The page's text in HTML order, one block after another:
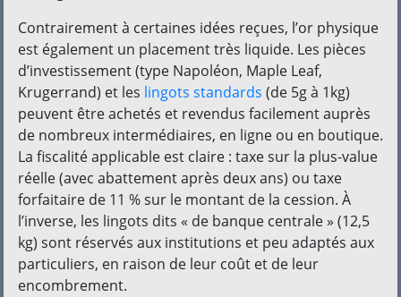
Contrairement à certaines idées reçues, l’or physique
est également un placement très liquide. Les pièces
d’investissement (type Napoléon, Maple Leaf,
Krugerrand) et les lingots standards (de 5g à 1kg)
peuvent être achetés et revendus facilement auprès
de nombreux intermédiaires, en ligne ou en boutique.
La fiscalité applicable est claire : taxe sur la plus-value
réelle (avec abattement après deux ans) ou taxe
forfaitaire de 11 % sur le montant de la cession. À
l’inverse, les lingots dits « de banque centrale » (12,5
kg) sont réservés aux institutions et peu adaptés aux
particuliers, en raison de leur coût et de leur
encombrement.